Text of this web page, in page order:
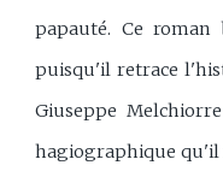
papauté. Ce
puisqu'il retrace
Giuseppe
hagiographique qu'il